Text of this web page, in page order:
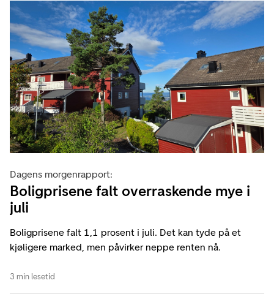
Dagens morgenrapport:
Boligprisene falt overraskende mye i
juli
Boligprisene falt 1,1 prosent i juli. Det kan tyde på et
kjøligere marked, men påvirker neppe renten nå.
3 min lesetid